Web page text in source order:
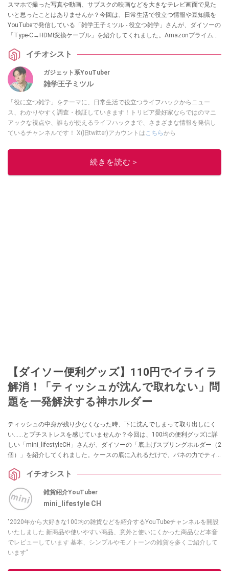
スマホで撮った写真や動画、サブスクの映画などを大きなテレビ画面で見た
いと思ったことはありませんか？今回は、日常生活で役立つ情報や豆知識を
YouTubeで発信している「雑学王子ミツル - 役立つ雑学」さんが、ダイソーの
「Type-C→HDMI変換ケーブル」を紹介してくれました。Amazonプライムや
い方は必見です！
イチオシスト
ガジェット系YouTuber
雑学王子ミツル
「役に立つ雑学」をテーマに、日常生活で役立つライフハックからニュー
ス、わかりやすく調査・検証していきます！トリビア愛好家ならではのマニ
アックな視点や、誰もが使えるライフハックまで、さまざまな情報を発信し
ているチャンネルです！ X(旧twitter)アカウントは こちらから
このイチオシストの他の記事を読む
続きを読む＞
【ダイソー便利グッズ】110円でイライラ
解消！「ティッシュが沈んで取れない」問
題を一発解決する神ホルダー
ティッシュの中身が残り少なくなった時、下に沈んでしまって取り出しにく
い……とプチストレスを感じていませんか？今回は、100均の便利グッズに詳
しい「mini_lifestyleCH」さんが、ダイソーの「底上げスプリングホルダー（2
個）」を紹介してくれました。ケースの底に入れるだけで、バネの力でティ
のちょっとしたイライラを解消したい方は必見です！
イチオシスト
雑貨紹介YouTuber
mini_lifestyle CH
"2020年から大好きな100均の雑貨などを紹介するYouTubeチャンネルを開設
いたしました 新商品や使いやすい商品、意外と使いにくかった商品など本音
でレビューしています 基本、シンプルやモノトーンの雑貨を多くご紹介して
います"
このイチオシストの他の記事を読む